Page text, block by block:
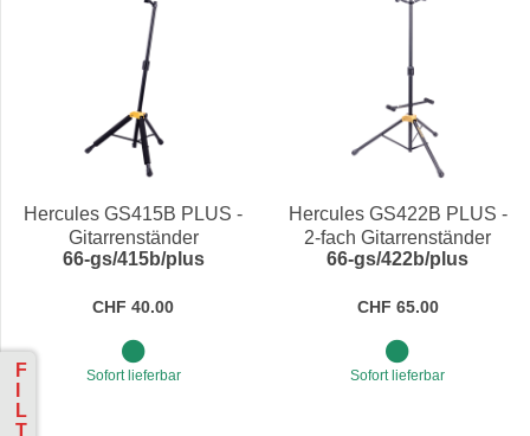
F
L
T
Hercules GS415B PLUS -
Gitarrenständer
zusammenklappbar
66-gs/415b/plus
CHF 40.00
Sofort lieferbar
Hercules GS422B PLUS -
2-fach Gitarrenständer
66-gs/422b/plus
CHF 65.00
Sofort lieferbar